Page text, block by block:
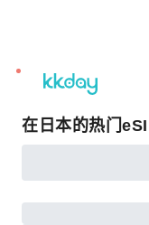
unread
notifications
在日本的热门